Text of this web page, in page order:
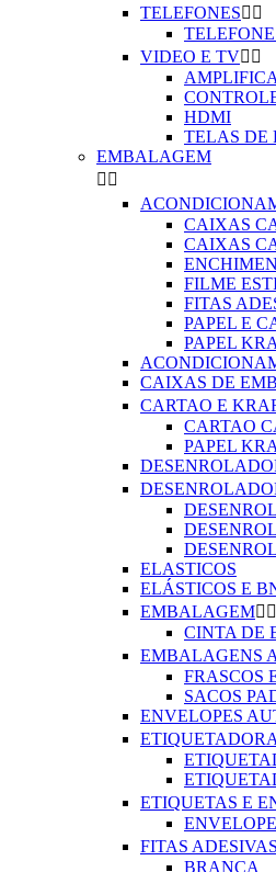
TELEFONES 
VIDEO E TV 
HDMI
TELAS DE
EMBALAGEM
 
CAIXAS
CAIXAS
FILME
FITAS
PAPEL E
PAPEL
CAIXAS DE
CARTAO E
CARTAO
PAPEL
ELASTICOS
ELÁSTICOS E
EMBALAGEM 
CINTA DE
EMBALAGENS
FRASCOS
SACOS
ENVELOPES
ETIQUETAS E
FITAS ADESIVAS
BRANCA